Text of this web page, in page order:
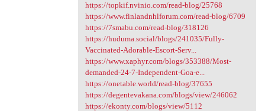
https://topkif.nvinio.com/read-blog/25768
https://www.finlandnhlforum.com/read-blog/6709
https://7smabu.com/read-blog/318126
https://huduma.social/blogs/241035/Fully-
Vaccinated-Adorable-Escort-Serv...
https://www.xaphyr.com/blogs/353388/Most-
demanded-24-7-Independent-Goa-e...
https://onetable.world/read-blog/37655
https://degentevakana.com/blogs/view/246062
https://ekonty.com/blogs/view/5112